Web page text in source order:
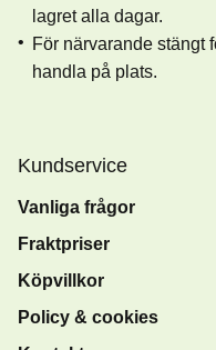
lagret alla dagar.
För närvarande stängt
handla på plats.
Kundservice
Vanliga frågor
Fraktpriser
Köpvillkor
Policy & cookies